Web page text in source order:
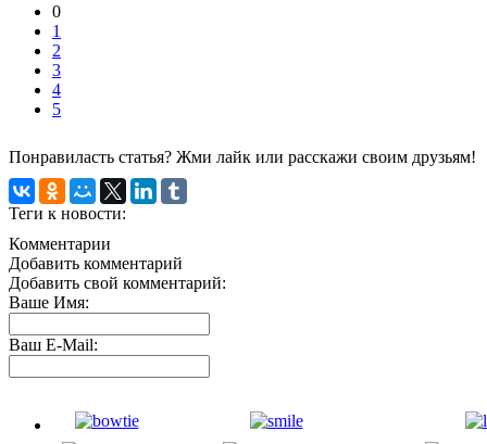
0
1
2
3
4
5
Понравиласть статья? Жми лайк или расскажи своим друзьям!
Теги к новости:
Комментарии
Добавить комментарий
Добавить свой комментарий:
Ваше Имя:
Ваш E-Mail: